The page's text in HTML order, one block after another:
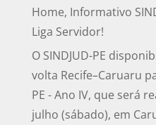
Home, Informativo
Liga Servidor!
O SINDJUD-PE
volta Recife–Caruaru
PE - Ano IV, que será
julho (sábado), em